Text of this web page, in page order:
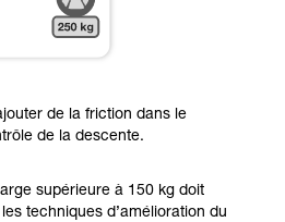
de la friction dans le
de la descente.
supérieure à 150 kg doit
techniques d’amélioration du